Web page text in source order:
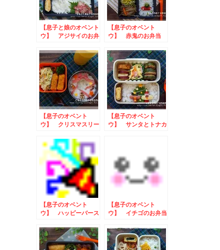
【息子と娘のオベント
ウ】 アジサイのお弁
【息子のオベント
ウ】 赤鬼のお弁当
【息子のオベント
ウ】 クリスマスリー
【息子のオベント
ウ】 サンタとトナカ
【息子のオベント
ウ】 ハッピーバース
【息子のオベント
ウ】 イチゴのお弁当